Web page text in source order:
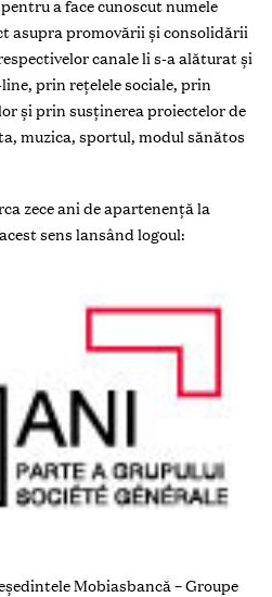
a face cunoscut numele
asupra promovării şi consolidării
canale li s-a alăturat şi
prin reţelele sociale, prin
și prin susținerea proiectelor de
muzica, sportul, modul sănătos
zece ani de apartenenţă la
sens lansând logoul:
Mobiasbancă – Groupe